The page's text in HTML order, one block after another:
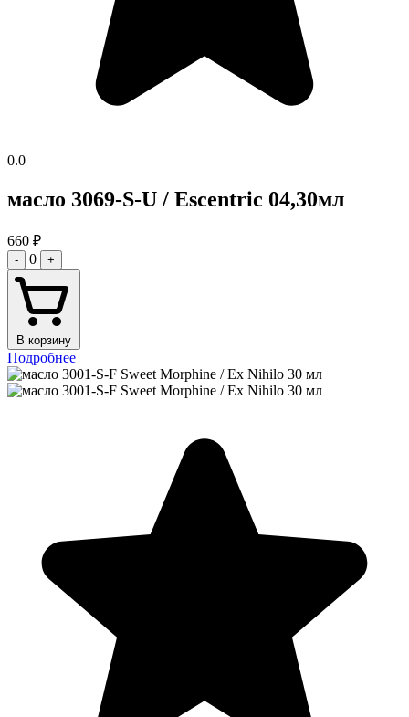
0.0
масло 3069-S-U / Escentric 04,30мл
660 ₽
- 0 +
В корзину
Подробнее